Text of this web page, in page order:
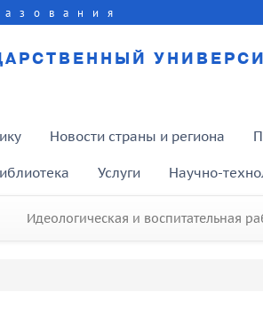
Новости страны и региона
Услуги Научно-
Идеологическая и воспитательная